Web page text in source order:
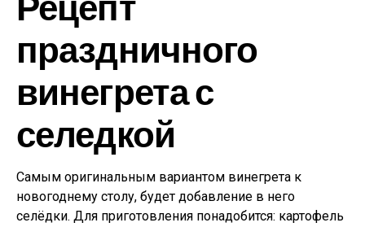
праздничного
винегрета с
селедкой
Самым оригинальным вариантом винегрета к
новогоднему столу, будет добавление в него
селёдки. Для приготовления понадобится: картофель